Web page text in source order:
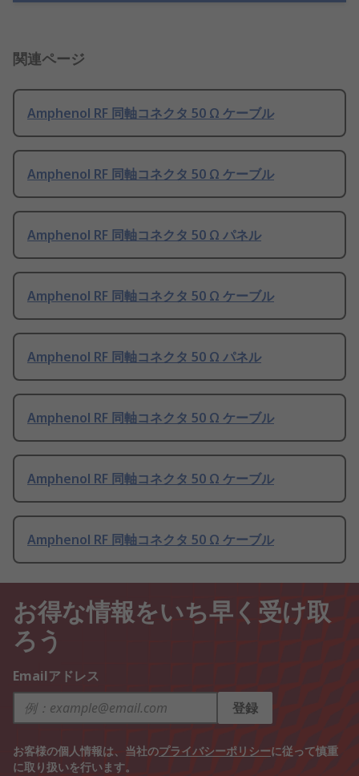
関連ページ
Amphenol RF 同軸コネクタ 50 Ω ケーブル
Amphenol RF 同軸コネクタ 50 Ω ケーブル
Amphenol RF 同軸コネクタ 50 Ω パネル
Amphenol RF 同軸コネクタ 50 Ω ケーブル
Amphenol RF 同軸コネクタ 50 Ω パネル
Amphenol RF 同軸コネクタ 50 Ω ケーブル
Amphenol RF 同軸コネクタ 50 Ω ケーブル
Amphenol RF 同軸コネクタ 50 Ω ケーブル
お得な情報をいち早く受け取
ろう
Emailアドレス
登録
お客様の個人情報は、当社のプライバシーポリシーに従って慎重
に取り扱いを行います。